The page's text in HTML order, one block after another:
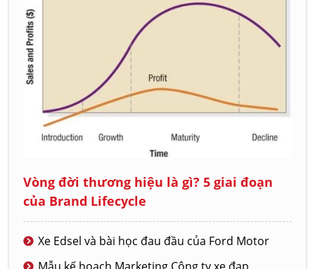
Vòng đời thương hiệu là gì? 5 giai đoạn
của Brand Lifecycle
Xe Edsel và bài học đau đầu của Ford Motor